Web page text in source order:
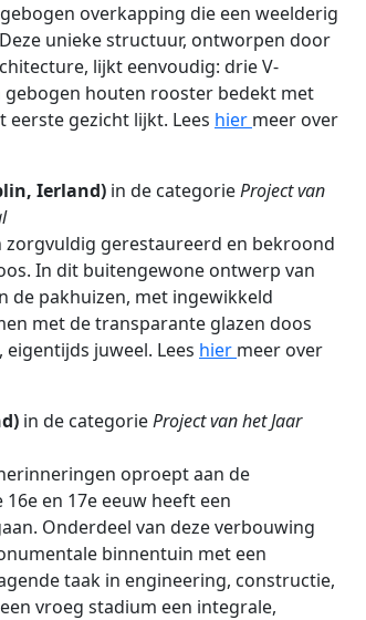
overkapping die een weelderig
unieke structuur, ontworpen door
lijkt eenvoudig: drie V-
houten rooster bedekt met
eerste gezicht lijkt. Lees hier meer over
Ierland) in de categorieProject van
zorgvuldig gerestaureerd en bekroond
In dit buitengewone ontwerp van
de pakhuizen, met ingewikkeld
met de transparante glazen doos
juweel. Lees hier meer over
in de categorieProject van het Jaar
oproept aan de
en 17e eeuw heeft een
Onderdeel van deze verbouwing
binnentuin met een
taak in engineering, constructie,
vroeg stadium een integrale,